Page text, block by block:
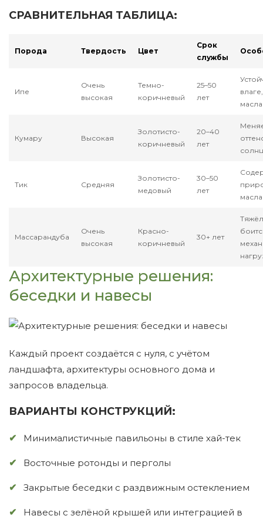
СРАВНИТЕЛЬНАЯ ТАБЛИЦА:
Порода Твердость Цвет
Срок
службы
Ипе
Очень
высокая
Темно-
коричневый
25–50
лет
масла
Кумару Высокая
Золотисто-
коричневый
20–40
лет
Тик Средняя
Золотисто-
медовый
30–50
лет
масла
Массарандуба
Очень
высокая
Красно-
коричневый
30+ лет
Архитектурные решения:
беседки и навесы
Каждый проект создаётся с нуля, с учётом
ландшафта, архитектуры основного дома и
запросов владельца.
ВАРИАНТЫ КОНСТРУКЦИЙ:
Минималистичные павильоны в стиле хай-тек
Восточные ротонды и перголы
Закрытые беседки с раздвижным остеклением
Навесы с зелёной крышей или интеграцией в